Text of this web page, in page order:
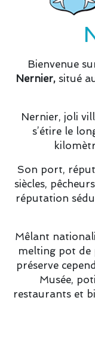
Bienvenue
Nernier, situé
Nernier, joli
s’étire le
Son port,
siècles,
réputation
Mêlant
melting pot de
préserve
Musée,
restaurants et